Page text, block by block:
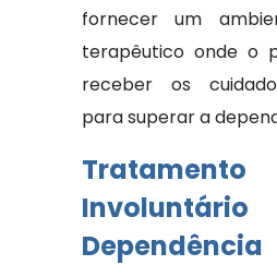
fornecer um
terapêutico onde o
receber os
para superar a
Tratamento
Involuntário